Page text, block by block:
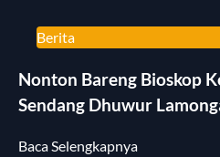
Berita
Nonton Bareng Bioskop
Sendang Dhuwur
Baca Selengkapnya